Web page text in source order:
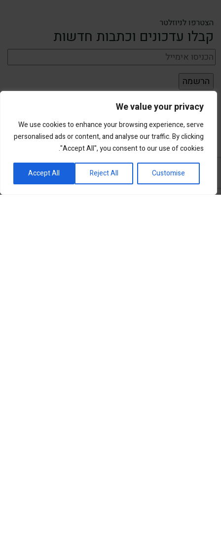
We value your privacy
We use cookies to enhance your browsing experience, serve
personalised ads or content, and analyse our traffic. By clicking
"Accept All", you consent to our use of cookies.
Customise
Reject All
Accept All
הצטרפו לניוזלטר
קבלו עדכונים וכתבות חדשות
פורטל השקעות וחדשנות